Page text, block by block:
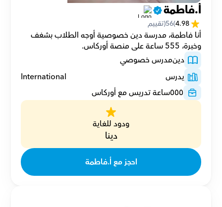
أ.فاطمة
4.98
(
56(تقييم
وخبرة، 555 ساعة على منصة أوركاس.
دينمدرس خصوصي
يدرس
International
٥٥٥ساعة تدريس مع أوركاس
ودود للغاية
دينا
احجز مع أ.فاطمة